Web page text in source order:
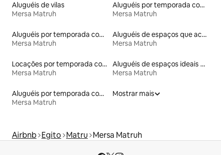
Aluguéis de vilas
Mersa Matruh
Aluguéis por temporada com banheira de hidromassagem
Mersa Matruh
Aluguéis por temporada com acesso ao lago
Mersa Matruh
Aluguéis de espaços que aceitam animais de estimação
Mersa Matruh
Locações por temporada com piscina
Mersa Matruh
Aluguéis de espaços ideais para famílias
Mersa Matruh
Aluguéis por temporada com acesso à praia
Mersa Matruh
Mostrar mais
Airbnb Egito Matru Mersa Matruh